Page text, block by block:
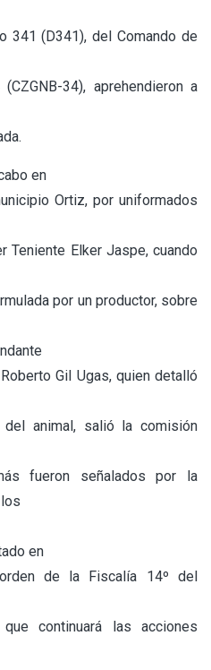
341 (D341), del Comando de
34), aprehendieron a
en
Ortiz, por uniformados
Teniente Elker Jaspe, cuando
por un productor, sobre
Gil Ugas, quien detalló
animal, salió la comisión
fueron señalados por la
en
de la Fiscalía 14º del
continuará las acciones